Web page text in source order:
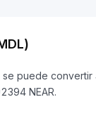
puede convertir
NEAR.